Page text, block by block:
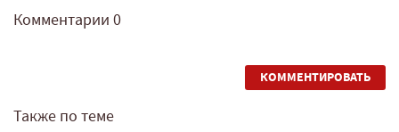
Комментарии 0
КОММЕНТИРОВАТЬ
Также по теме